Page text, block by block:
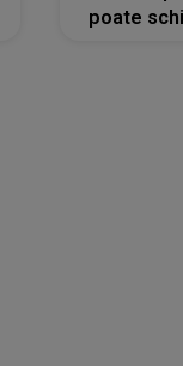
poate